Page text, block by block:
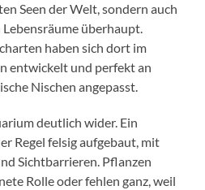
Seen der Welt, sondern auch
überhaupt.
haben sich dort im
entwickelt und perfekt an
Nischen angepasst.
deutlich wider. Ein
Regel felsig aufgebaut, mit
Sichtbarrieren. Pflanzen
Rolle oder fehlen ganz, weil